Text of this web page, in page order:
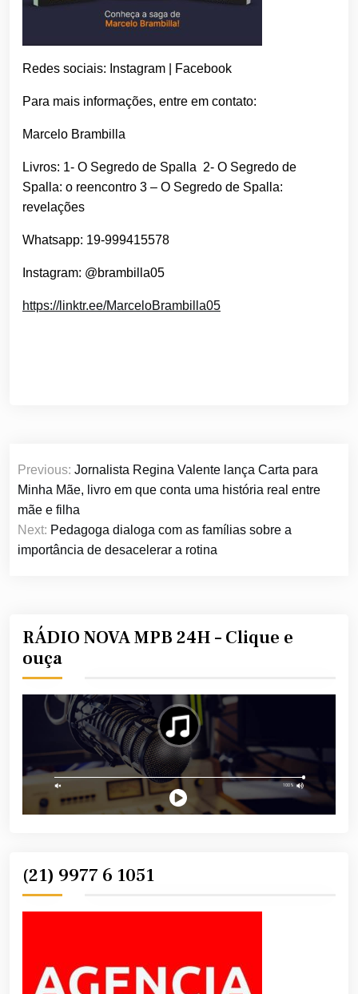
Redes sociais: Instagram | Facebook
Para mais informações, entre em contato:
Marcelo Brambilla
Livros: 1- O Segredo de Spalla 2- O Segredo de
Spalla: o reencontro 3 – O Segredo de Spalla:
revelações
Whatsapp: 19-999415578
Instagram: @brambilla05
https://linktr.ee/MarceloBrambilla05
Navegação
de
Post
Previous: Jornalista Regina Valente lança Carta para
Minha Mãe, livro em que conta uma história real entre
mãe e filha
Next: Pedagoga dialoga com as famílias sobre a
importância de desacelerar a rotina
RÁDIO NOVA MPB 24H – Clique e
ouça
(21) 9977 6 1051